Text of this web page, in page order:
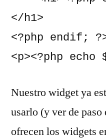
</h1>
<?php endif;
<p><?php echo
Nuestro widget ya
usarlo (y ver de paso
ofrecen los widgets